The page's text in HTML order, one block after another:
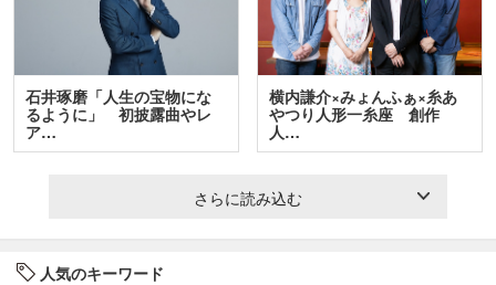
石井琢磨「人生の宝物にな
るように」 初披露曲やレ
ア…
横内謙介×みょんふぁ×糸あ
やつり人形一糸座 創作
人…
さらに読み込む
人気のキーワード